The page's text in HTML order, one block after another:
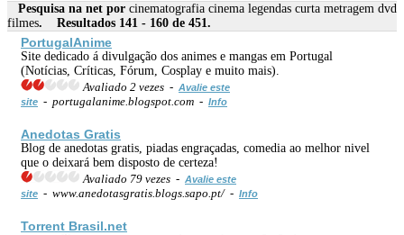
Pesquisa na net por cinematografia cinema legendas curta metragem dvd
filmes. Resultados 141 - 160 de 451.
PortugalAnime
Site dedicado á divulgação dos animes e mangas em Portugal
(Notícias, Críticas, Fórum, Cosplay e muito mais).
Avaliado 2 vezes - Avalie este
site - portugalanime.blogspot.com - Info
Anedotas Gratis
Blog de anedotas gratis, piadas engraçadas, comedia ao melhor nivel
que o deixará bem disposto de certeza!
Avaliado 79 vezes - Avalie este
site - www.anedotasgratis.blogs.sapo.pt/ - Info
Torrent Brasil.net